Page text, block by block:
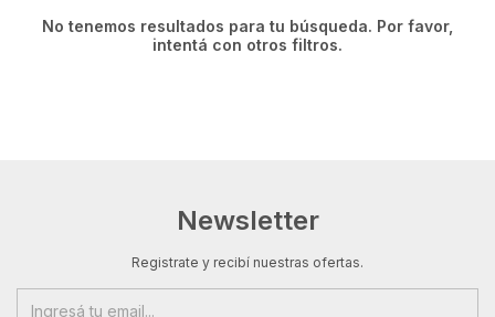
No tenemos resultados para tu búsqueda. Por favor,
intentá con otros filtros.
Newsletter
Registrate y recibí nuestras ofertas.